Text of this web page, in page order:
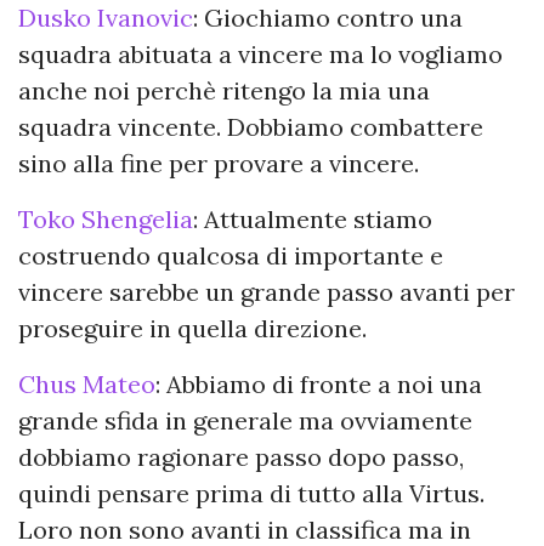
Dusko Ivanovic: Giochiamo contro una
squadra abituata a vincere ma lo vogliamo
anche noi perchè ritengo la mia una
squadra vincente. Dobbiamo combattere
sino alla fine per provare a vincere.
Toko Shengelia: Attualmente stiamo
costruendo qualcosa di importante e
vincere sarebbe un grande passo avanti per
proseguire in quella direzione.
Chus Mateo: Abbiamo di fronte a noi una
grande sfida in generale ma ovviamente
dobbiamo ragionare passo dopo passo,
quindi pensare prima di tutto alla Virtus.
Loro non sono avanti in classifica ma in